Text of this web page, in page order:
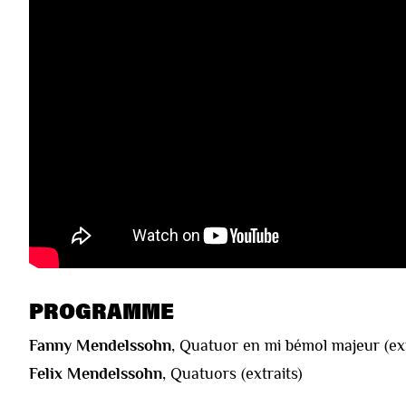
PROGRAMME
Fanny Mendelssohn, Quatuor en mi bémol majeur
Felix Mendelssohn, Quatuors (extraits)